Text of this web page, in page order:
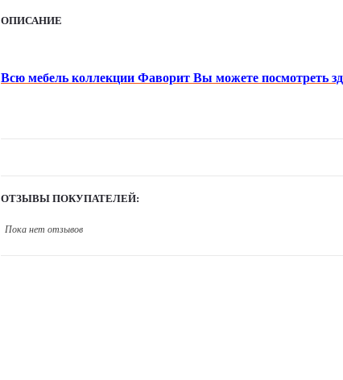
ОПИСАНИЕ
Всю мебель коллекции Фаворит Вы можете посмотреть
ОТЗЫВЫ ПОКУПАТЕЛЕЙ:
Пока нет отзывов